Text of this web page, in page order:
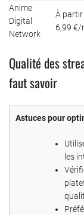
Anime
Digital
Network
À partir
6,99 €/
Qualité des
faut savoir
Astuces pour
les